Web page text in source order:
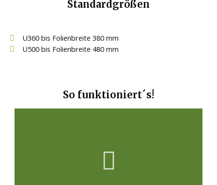
Standardgrößen
U360 bis Folienbreite 380 mm
U500 bis Folienbreite 480 mm
So funktioniert´s!